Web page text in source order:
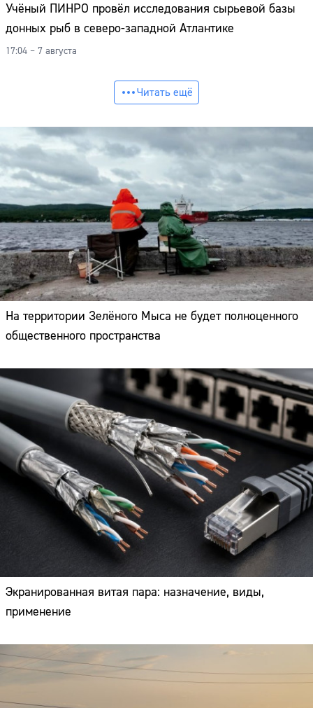
Учёный ПИНРО провёл исследования сырьевой базы
донных рыб в северо-западной Атлантике
17:04 – 7 августа
Читать ещё
На территории Зелёного Мыса не будет полноценного
общественного пространства
Экранированная витая пара: назначение, виды,
применение